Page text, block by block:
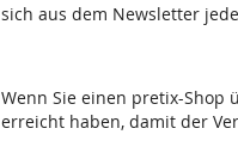
sich aus dem Newsletter
Wenn Sie einen pretix-Shop
erreicht haben, damit der